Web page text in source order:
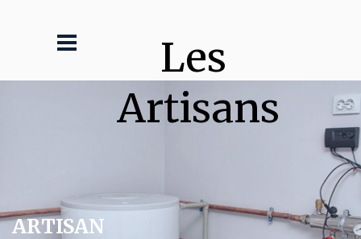
Les
Artisans
ARTISAN